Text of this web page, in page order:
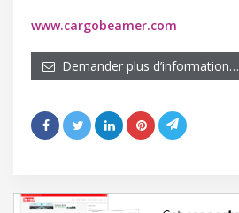
www.cargobeamer.com
Demander plus d’information…